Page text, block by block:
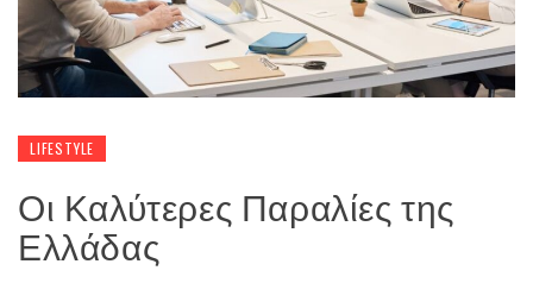
LIFESTYLE
Οι Καλύτερες Παραλίες της
Ελλάδας